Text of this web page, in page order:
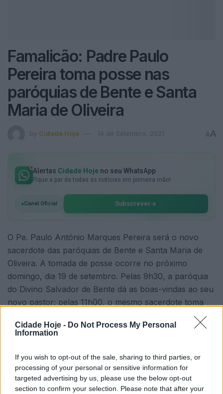
Cidade Hoje - Do Not Process My Personal
Information
If you wish to opt-out of the sale, sharing to third parties, or
processing of your personal or sensitive information for
targeted advertising by us, please use the below opt-out
section to confirm your selection. Please note that after your
Famalicão: Padre Paulo
Pereira toma posse nas
paróquias de Bente e Santa
Maria de Oliveira
by Cidade Hoje 14 de Setembro, 2021 AA
Alertas Cidade Hoje no seu WhatsApp
Fique a par de todas as notícias em primeira mão!
Canal Oficial Subscrever
O Pe. Paulo António Marques Pereira será o novo
sacerdote das paróquias de Bente e Santa Maria de
Oliveira. A tomada de posse ocorre no próximo
domingo, dia 19 de setembro. Pelas 9h30, a paróquia
do Divino Salvador de Bente dá as boas-vindas ao seu
novo pastor; pelas 11h00, o mesmo sacerdote toma